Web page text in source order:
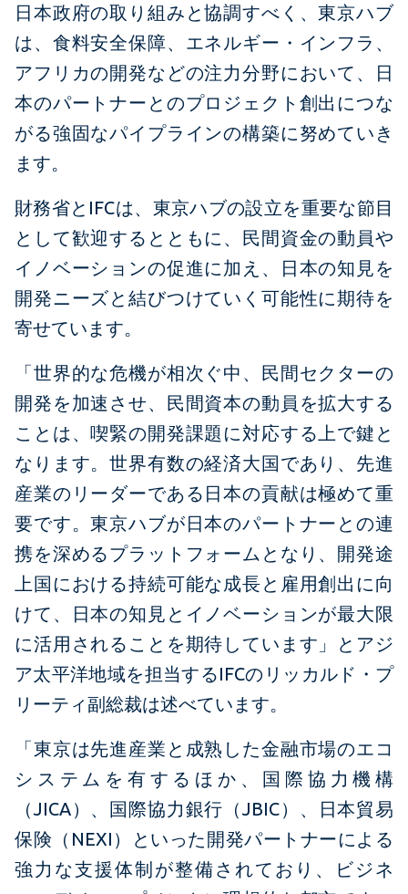
日本政府の取り組みと協調すべく、東京ハブ
は、食料安全保障、エネルギー・インフラ、
アフリカの開発などの注力分野において、日
本のパートナーとのプロジェクト創出につな
がる強固なパイプラインの構築に努めていき
ます。
財務省とIFCは、東京ハブの設立を重要な節目
として歓迎するとともに、民間資金の動員や
イノベーションの促進に加え、日本の知見を
開発ニーズと結びつけていく可能性に期待を
寄せています。
「世界的な危機が相次ぐ中、民間セクターの
開発を加速させ、民間資本の動員を拡大する
ことは、喫緊の開発課題に対応する上で鍵と
なります。世界有数の経済大国であり、先進
産業のリーダーである日本の貢献は極めて重
要です。東京ハブが日本のパートナーとの連
携を深めるプラットフォームとなり、開発途
上国における持続可能な成長と雇用創出に向
けて、日本の知見とイノベーションが最大限
に活用されることを期待しています」とアジ
ア太平洋地域を担当するIFCのリッカルド・プ
リーティ副総裁は述べています。
「東京は先進産業と成熟した金融市場のエコ
システムを有するほか、国際協力機構
（JICA）、国際協力銀行（JBIC）、日本貿易
保険（NEXI）といった開発パートナーによる
強力な支援体制が整備されており、ビジネ